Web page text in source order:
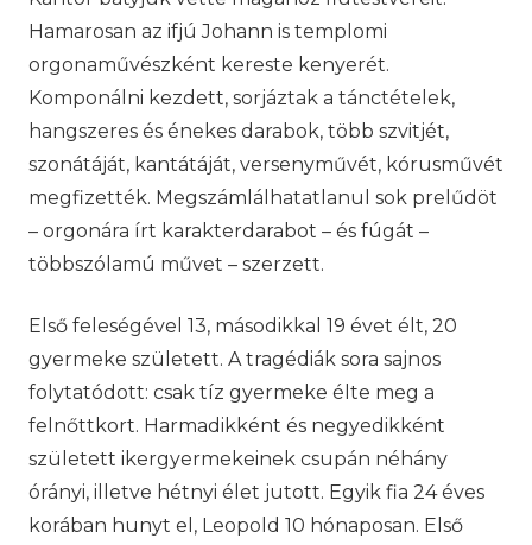
Hamarosan az ifjú Johann is templomi
orgonaművészként kereste kenyerét.
Komponálni kezdett, sorjáztak a tánctételek,
hangszeres és énekes darabok, több szvitjét,
szonátáját, kantátáját, versenyművét, kórusművét
megfizették. Megszámlálhatatlanul sok prelűdöt
– orgonára írt karakterdarabot – és fúgát –
többszólamú művet – szerzett.
Első feleségével 13, másodikkal 19 évet élt, 20
gyermeke született. A tragédiák sora sajnos
folytatódott: csak tíz gyermeke élte meg a
felnőttkort. Harmadikként és negyedikként
született ikergyermekeinek csupán néhány
órányi, illetve hétnyi élet jutott. Egyik fia 24 éves
korában hunyt el, Leopold 10 hónaposan. Első